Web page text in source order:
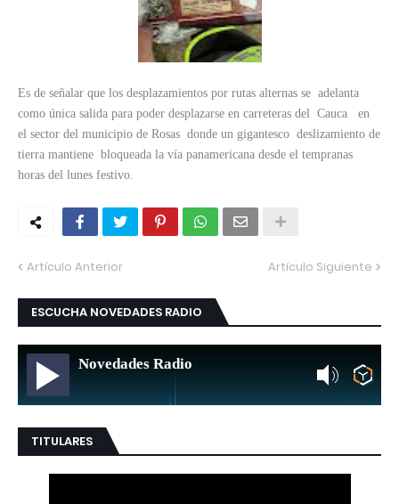
Es de señalar que los desplazamientos por rutas alternas se adelanta
como única salida para poder desplazarse en carreteras del Cauca en
el sector del municipio de Rosas donde un gigantesco deslizamiento de
tierra mantiene bloqueada la vía panamericana desde el tempranas
horas del lunes festivo.
Artículo Anterior Artículo Siguiente
ESCUCHA NOVEDADES RADIO
Novedades Radio
TITULARES